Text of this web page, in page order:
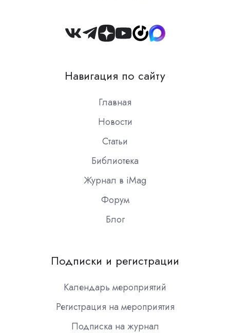
Join
Slack
Навигация по сайту
Главная
Новости
Статьи
Библиотека
Журнал в iMag
Форум
Блог
Подписки и регистрации
Календарь мероприятий
Регистрация на мероприятия
Подписка на журнал